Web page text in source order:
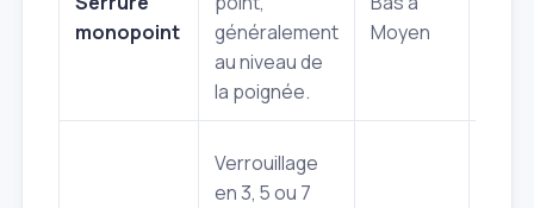
monopoint
généralement
au niveau de
la poignée.
Moyen
Verrouillage
en 3, 5 ou 7